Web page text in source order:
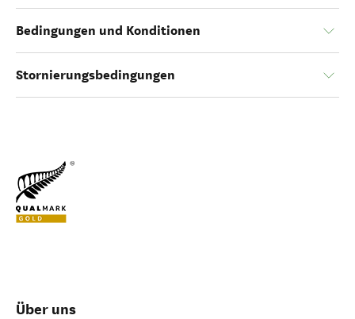
Bedingungen und Konditionen
Stornierungsbedingungen
Über uns